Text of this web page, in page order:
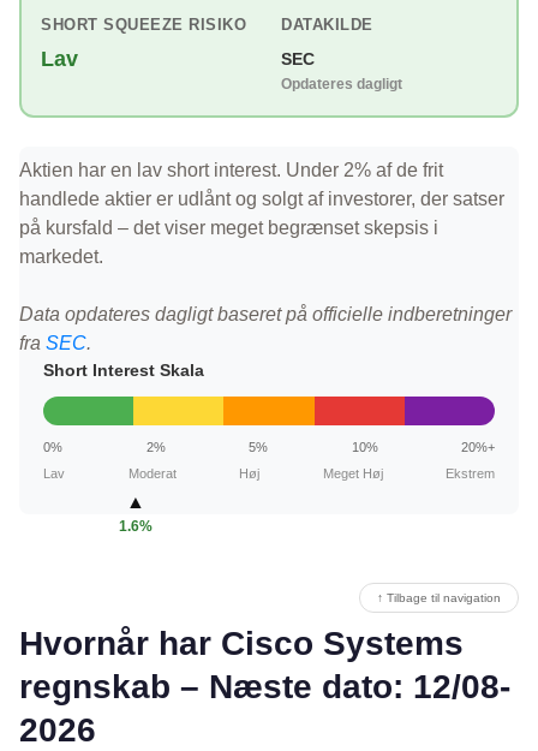
SHORT SQUEEZE RISIKO
Lav
DATAKILDE
SEC
Opdateres dagligt
Aktien har en lav short interest. Under 2% af de frit
handlede aktier er udlånt og solgt af investorer, der satser
på kursfald – det viser meget begrænset skepsis i
markedet.
Data opdateres dagligt baseret på officielle indberetninger
fra SEC.
Short Interest Skala
0% 2% 5% 10%
20%+
Lav
Moderat Høj Meget Høj Ekstrem
▲
1.6%
↑ Tilbage til navigation
Hvornår har Cisco Systems
regnskab – Næste dato: 12/08-
2026